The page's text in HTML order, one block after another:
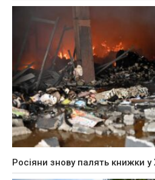
Росіяни знову палять книжки у